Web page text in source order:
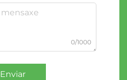
0/1000
Enviar